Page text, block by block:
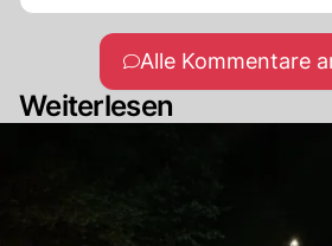
Alle Kommentare
Weiterlesen